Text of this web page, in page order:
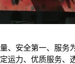
、安全第一、服务
运力、优质服务、